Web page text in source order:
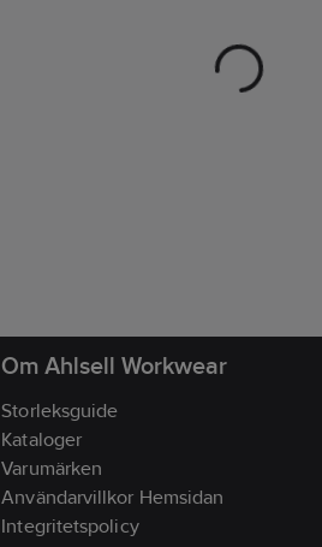
Om Ahlsell Workwear
Storleksguide
Kataloger
Varumärken
Användarvillkor Hemsidan
Integritetspolicy